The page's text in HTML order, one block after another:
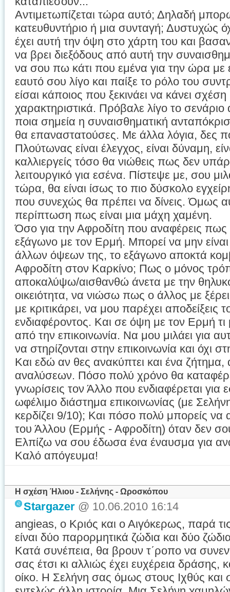
Αντιμετωπίζεται τώρα αυτό; Δηλαδή
κατευθυντήριο ή μια συνταγή; Δυστυχώς
έχει αυτή την όψη στο χάρτη του και
να βρει διεξόδους από αυτή την
να σου πω κάτι που εμένα για την ώρα με
εαυτό σου λίγο και παίξε το ρόλο του
είσαι κάποιος που ξεκινάει να κάνει
χαρακτηριστικά. Πρόβαλε λίγο το
ποια σημεία η συναισθηματική
θα επαναστατούσες. Με άλλα λόγια, δες
Πλούτωνας είναι έλεγχος, είναι δύναμη,
καλλιεργείς τόσο θα νιώθεις πως δεν
λειτουργικό για εσένα. Πίστεψε με, σου
τώρα, θα είναι ίσως το πιο δύσκολο
που συνεχώς θα πρέπει να δίνεις. Όμως
περίπτωση πως είναι μια μάχη χαμένη.
Όσο για την Αφροδίτη που αναφέρεις πως
εξάγωνο με τον Ερμή. Μπορεί να μην
άλλων όψεων της, το εξάγωνο αποκτά
Αφροδίτη στον Καρκίνο; Πως ο μόνος
αποκαλύψω/αισθανθώ άνετα με την
οικειότητα, να νιώσω πως ο άλλος με
με κριτικάρει, να μου παρέχει αποδείξεις
ενδιαφέροντος. Και σε όψη με τον Ερμή
από την επικοινωνία. Να μου μιλάει για
να στηρίζονται στην επικοινωνία και όχι
Και εδώ αν θες ανακύπτει και ένα
αναλύσεων. Πόσο πολύ χρόνο θα
γνωρίσεις τον Άλλο που ενδιαφέρεται για
ωφέλιμο διάστημα επικοινωνίας (με
κερδίζει 9/10); Και πόσο πολύ μπορείς να
του Άλλου (Ερμής - Αφροδίτη) όταν δεν
Ελπίζω να σου έδωσα ένα έναυσμα για
Καλό απόγευμα!
Η σχέση Ήλιου - Σελήνης - Ωροσκόπου
Stargazer @ 10.06.2010 16:14
angieas, o Κριός και ο Αιγόκερως, παρά
είναι δύο παρορμητικά ζώδια και δύο
Κατά συνέπεια, θα βρουν τ΄ροπο να
σας έτσι κι αλλιώς έχει ευχέρεια δράσης,
οίκο. Η Σελήνη σας όμως στους Ιχθύς και